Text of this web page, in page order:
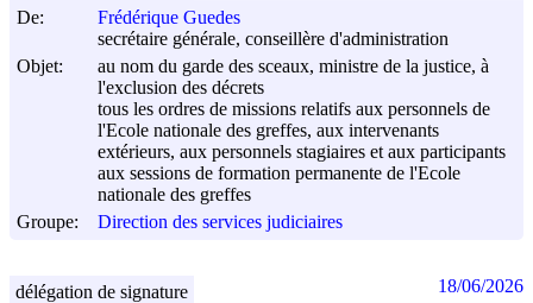
De:
Frédérique Guedes
secrétaire générale, conseillère d'administration
Objet:
au nom du garde des sceaux, ministre de la justice, à
l'exclusion des décrets
tous les ordres de missions relatifs aux personnels de
l'Ecole nationale des greffes, aux intervenants
extérieurs, aux personnels stagiaires et aux participants
aux sessions de formation permanente de l'Ecole
nationale des greffes
Groupe:
Direction des services judiciaires
délégation de signature 18/06/2026